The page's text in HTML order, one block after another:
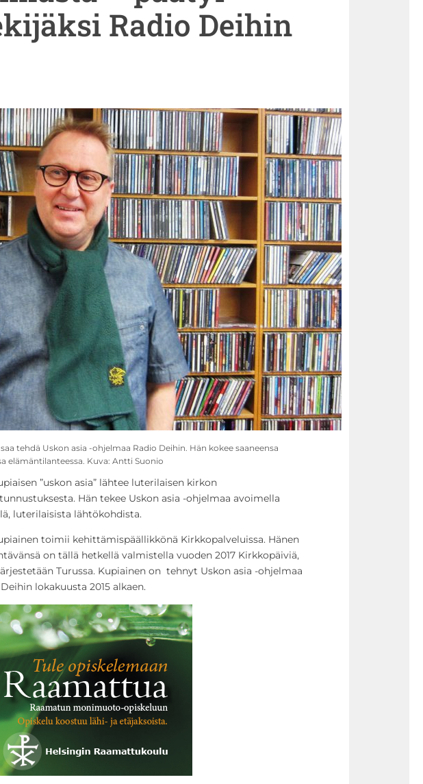
Radio Deihin
tehdä Uskon asia -ohjelmaa Radio Deihin. Hän kokee saaneensa
elämäntilanteessa. Kuva: Antti Suonio
”uskon asia” lähtee luterilaisen kirkon
Hän tekee Uskon asia -ohjelmaa avoimella
luterilaisista lähtökohdista.
toimii kehittämispäällikkönä Kirkkopalveluissa. Hänen
on tällä hetkellä valmistella vuoden 2017 Kirkkopäiviä,
Turussa. Kupiainen on tehnyt Uskon asia -ohjelmaa
lokakuusta 2015 alkaen.